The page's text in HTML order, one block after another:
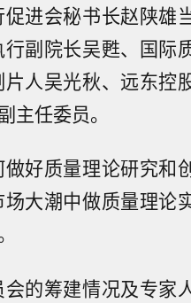
进会秘书长赵陕雄
副院长吴甦、国际
人吴光秋、远东控
主任委员。
好质量理论研究和
大潮中做质量理论
的筹建情况及专家